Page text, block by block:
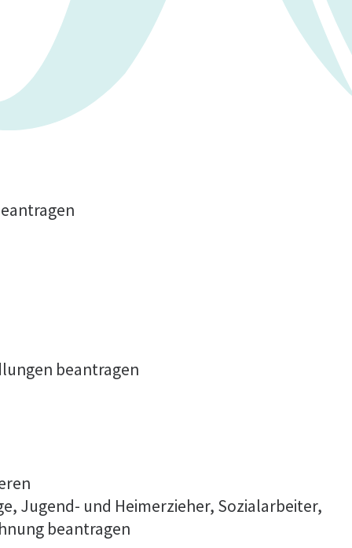
beantragen
Jugend- und Heimerzieher, Sozialarbeiter,
beantragen